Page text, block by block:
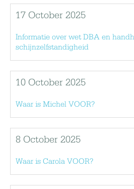
17 October 2025
Informatie over wet DBA en
schijnzelfstandigheid
10 October 2025
Waar is Michel VOOR?
8 October 2025
Waar is Carola VOOR?